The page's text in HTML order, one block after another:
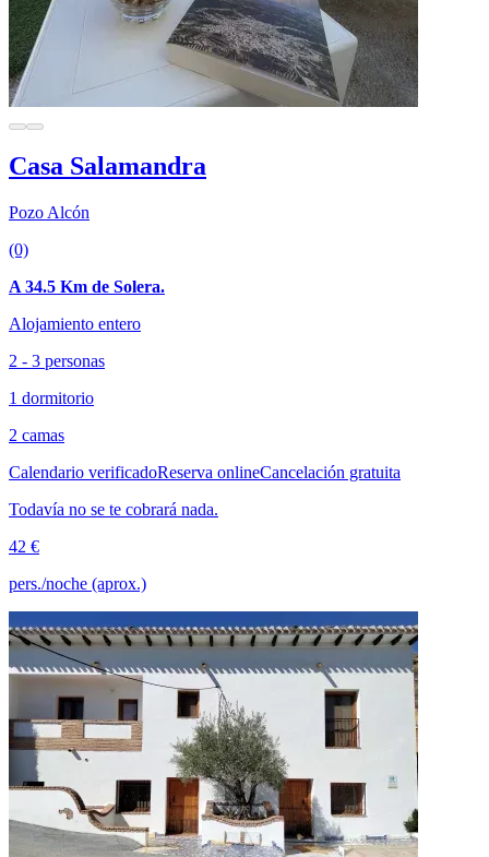
Casa Salamandra
Pozo Alcón
(0)
A 34.5 Km de Solera.
Alojamiento entero
2 - 3 personas
1 dormitorio
2 camas
Calendario verificadoReserva onlineCancelación gratuita
Todavía no se te cobrará nada.
42 €
pers./noche (aprox.)